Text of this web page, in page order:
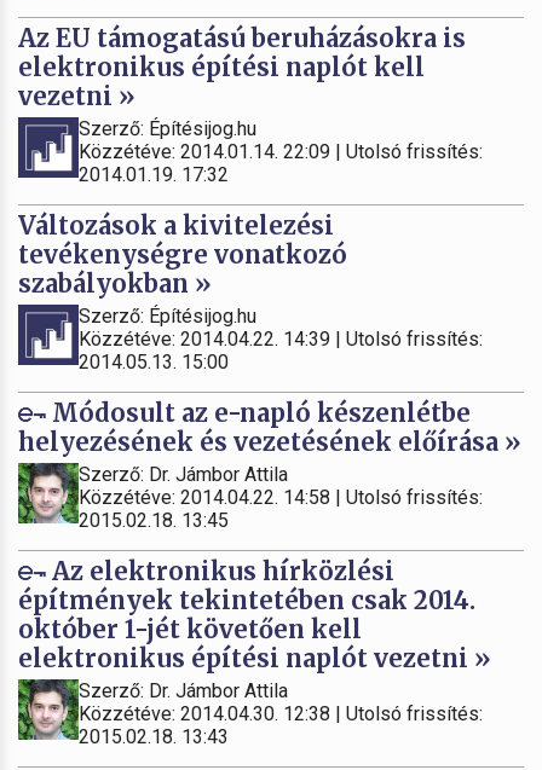
Az EU támogatású beruházásokra is
elektronikus építési naplót kell
vezetni »
Szerző: Építésijog.hu
Közzétéve: 2014.01.14. 22:09 | Utolsó frissítés:
2014.01.19. 17:32
Változások a kivitelezési
tevékenységre vonatkozó
szabályokban »
Szerző: Építésijog.hu
Közzétéve: 2014.04.22. 14:39 | Utolsó frissítés:
2014.05.13. 15:00
Módosult az e-napló készenlétbe
helyezésének és vezetésének előírása »
Szerző: Dr. Jámbor Attila
Közzétéve: 2014.04.22. 14:58 | Utolsó frissítés:
2015.02.18. 13:45
Az elektronikus hírközlési
építmények tekintetében csak 2014.
október 1-jét követően kell
elektronikus építési naplót vezetni »
Szerző: Dr. Jámbor Attila
Közzétéve: 2014.04.30. 12:38 | Utolsó frissítés:
2015.02.18. 13:43